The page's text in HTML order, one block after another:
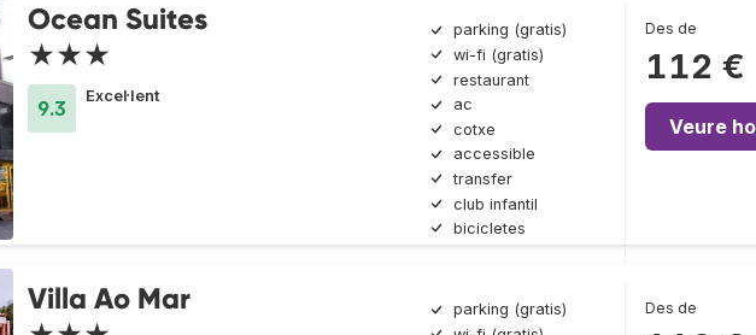
Ocean Suites
★★★
9.3
Excel·lent
parking (gratis)
wi-fi (gratis)
restaurant
ac
cotxe
accessible
transfer
club infantil
bicicletes
Des de
112 €
Veure
Villa Ao Mar
parking (gratis)
Des de